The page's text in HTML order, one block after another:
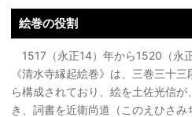
絵巻の役割
1517（永正14）年から1520（永
《清水寺縁起絵巻》は、三巻三十
ら構成されており、絵を土佐光信
き、詞書を近衛尚道（このえひさ